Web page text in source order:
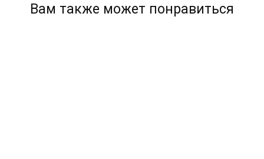
Вам также может понравиться